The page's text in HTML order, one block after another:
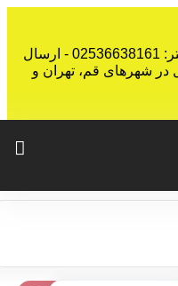
شماره تماس کارشناسان زرین سنتر: 02536638161 - ارسال
در شهرهای قم، تهران و